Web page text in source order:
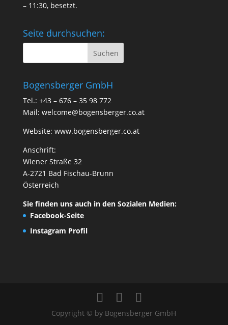
– 11:30, besetzt.
Seite durchsuchen:
Bogensberger GmbH
Tel.: +43 – 676 – 35 98 772
Mail: welcome@bogensberger.co.at
Website: www.bogensberger.co.at
Anschrift:
Wiener Straße 32
A-2721 Bad Fischau-Brunn
Österreich
Sie finden uns auch in den Sozialen Medien:
Facebook-Seite
Instagram Profil
Copyright © by Bogensberger GmbH